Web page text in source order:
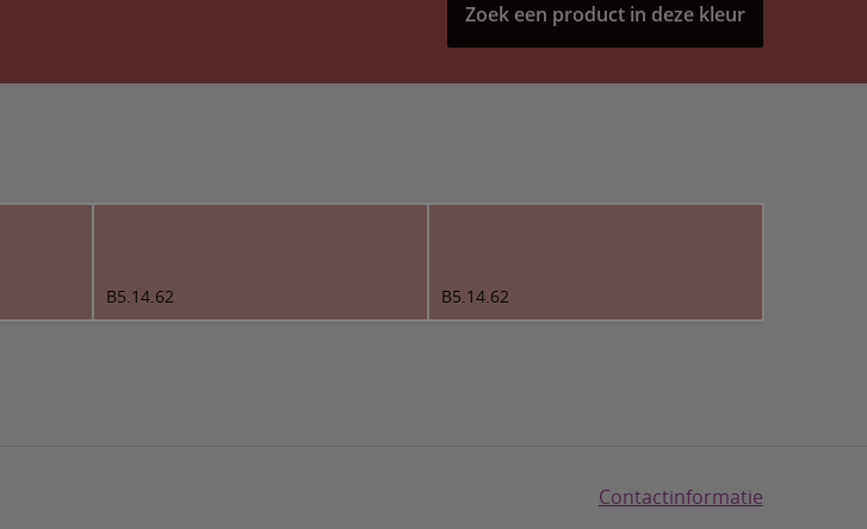
Zoek een product in deze kleur
B5.14.62 B5.14.62
Contactinformatie